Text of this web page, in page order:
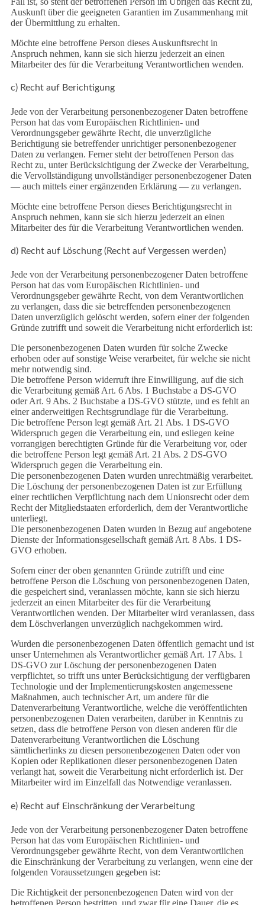
Auskunft über die geeigneten Garantien im Zusammenhang mit
der Übermittlung zu erhalten.
Möchte eine betroffene Person dieses Auskunftsrecht in
Anspruch nehmen, kann sie sich hierzu jederzeit an einen
Mitarbeiter des für die Verarbeitung Verantwortlichen wenden.
c) Recht auf Berichtigung
Jede von der Verarbeitung personenbezogener Daten betroffene
Person hat das vom Europäischen Richtlinien- und
Verordnungsgeber gewährte Recht, die unverzügliche
Berichtigung sie betreffender unrichtiger personenbezogener
Daten zu verlangen. Ferner steht der betroffenen Person das
Recht zu, unter Berücksichtigung der Zwecke der Verarbeitung,
die Vervollständigung unvollständiger personenbezogener Daten
— auch mittels einer ergänzenden Erklärung — zu verlangen.
Möchte eine betroffene Person dieses Berichtigungsrecht in
Anspruch nehmen, kann sie sich hierzu jederzeit an einen
Mitarbeiter des für die Verarbeitung Verantwortlichen wenden.
d) Recht auf Löschung (Recht auf Vergessen werden)
Jede von der Verarbeitung personenbezogener Daten betroffene
Person hat das vom Europäischen Richtlinien- und
Verordnungsgeber gewährte Recht, von dem Verantwortlichen
zu verlangen, dass die sie betreffenden personenbezogenen
Daten unverzüglich gelöscht werden, sofern einer der folgenden
Gründe zutrifft und soweit die Verarbeitung nicht erforderlich ist:
Die personenbezogenen Daten wurden für solche Zwecke
erhoben oder auf sonstige Weise verarbeitet, für welche sie nicht
mehr notwendig sind.
Die betroffene Person widerruft ihre Einwilligung, auf die sich
die Verarbeitung gemäß Art. 6 Abs. 1 Buchstabe a DS-GVO
oder Art. 9 Abs. 2 Buchstabe a DS-GVO stützte, und es fehlt an
einer anderweitigen Rechtsgrundlage für die Verarbeitung.
Die betroffene Person legt gemäß Art. 21 Abs. 1 DS-GVO
Widerspruch gegen die Verarbeitung ein, und esliegen keine
vorrangigen berechtigten Gründe für die Verarbeitung vor, oder
die betroffene Person legt gemäß Art. 21 Abs. 2 DS-GVO
Widerspruch gegen die Verarbeitung ein.
Die personenbezogenen Daten wurden unrechtmäßig verarbeitet.
Die Löschung der personenbezogenen Daten ist zur Erfüllung
einer rechtlichen Verpflichtung nach dem Unionsrecht oder dem
Recht der Mitgliedstaaten erforderlich, dem der Verantwortliche
unterliegt.
Die personenbezogenen Daten wurden in Bezug auf angebotene
Dienste der Informationsgesellschaft gemäß Art. 8 Abs. 1 DS-
GVO erhoben.
Sofern einer der oben genannten Gründe zutrifft und eine
betroffene Person die Löschung von personenbezogenen Daten,
die gespeichert sind, veranlassen möchte, kann sie sich hierzu
jederzeit an einen Mitarbeiter des für die Verarbeitung
Verantwortlichen wenden. Der Mitarbeiter wird veranlassen, dass
dem Löschverlangen unverzüglich nachgekommen wird.
Wurden die personenbezogenen Daten öffentlich gemacht und ist
unser Unternehmen als Verantwortlicher gemäß Art. 17 Abs. 1
DS-GVO zur Löschung der personenbezogenen Daten
verpflichtet, so trifft uns unter Berücksichtigung der verfügbaren
Technologie und der Implementierungskosten angemessene
Maßnahmen, auch technischer Art, um andere für die
Datenverarbeitung Verantwortliche, welche die veröffentlichten
personenbezogenen Daten verarbeiten, darüber in Kenntnis zu
setzen, dass die betroffene Person von diesen anderen für die
Datenverarbeitung Verantwortlichen die Löschung
sämtlicherlinks zu diesen personenbezogenen Daten oder von
Kopien oder Replikationen dieser personenbezogenen Daten
verlangt hat, soweit die Verarbeitung nicht erforderlich ist. Der
Mitarbeiter wird im Einzelfall das Notwendige veranlassen.
e) Recht auf Einschränkung der Verarbeitung
Jede von der Verarbeitung personenbezogener Daten betroffene
Person hat das vom Europäischen Richtlinien- und
Verordnungsgeber gewährte Recht, von dem Verantwortlichen
die Einschränkung der Verarbeitung zu verlangen, wenn eine der
folgenden Voraussetzungen gegeben ist:
Die Richtigkeit der personenbezogenen Daten wird von der
betroffenen Person bestritten, und zwar für eine Dauer, die es